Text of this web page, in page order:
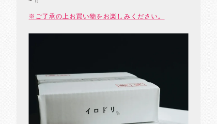
※ご了承の上お買い物をお楽しみください。